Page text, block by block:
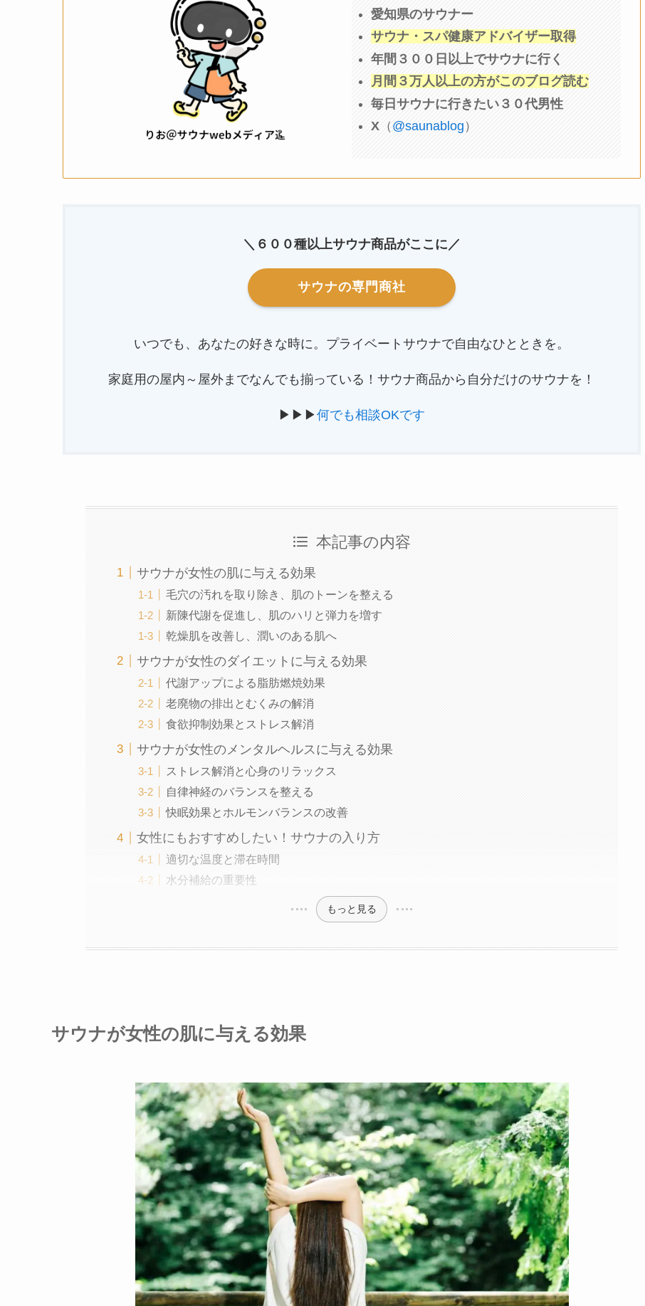
愛知県のサウナー
サウナ・スパ健康アドバイザー取得
年間３００日以上でサウナに行く
月間３万人以上の方がこのブログ読む
毎日サウナに行きたい３０代男性
X （ @saunablog ）
＼６００種以上サウナ商品がここに／
サウナの専門商社
いつでも、あなたの好きな時に。プライベートサウナで自由なひとときを。
家庭用の屋内～屋外までなんでも揃っている！サウナ商品から自分だけのサウナを！
▶▶▶何でも相談OKです
本記事の内容
サウナが女性の肌に与える効果
毛穴の汚れを取り除き、肌のトーンを整える
新陳代謝を促進し、肌のハリと弾力を増す
乾燥肌を改善し、潤いのある肌へ
サウナが女性のダイエットに与える効果
代謝アップによる脂肪燃焼効果
老廃物の排出とむくみの解消
食欲抑制効果とストレス解消
サウナが女性のメンタルヘルスに与える効果
ストレス解消と心身のリラックス
自律神経のバランスを整える
快眠効果とホルモンバランスの改善
女性にもおすすめしたい！サウナの入り方
適切な温度と滞在時間
水分補給の重要性
もっと見る
サウナが女性の肌に与える効果